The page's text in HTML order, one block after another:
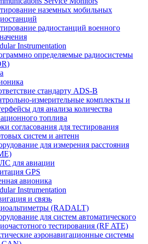
наземных мобильных
радиостанций военного
Instrumentation
определяемые радиосистемы
стандарту ADS-B
измерительные комплекты и
для анализа количества
топлива
согласования для тестирования
систем и антенн
для измерения расстояния
для авиации
GPS
авионика
Instrumentation
и связь
(RADALT)
для систем автоматического
тестирования (RF ATE)
аэронавигационные системы